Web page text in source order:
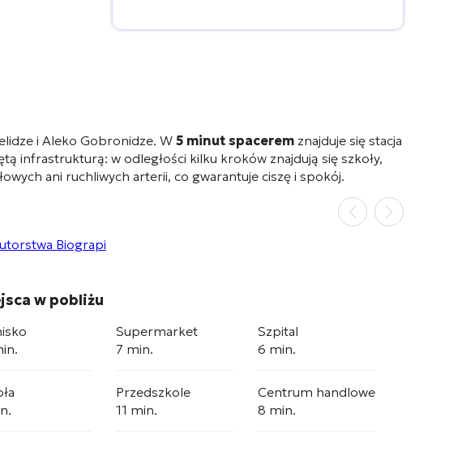
i Aleko Gobronidze. W 5 minut spacerem znajduje się stacja
infrastrukturą: w odległości kilku kroków znajdują się szkoły,
ani ruchliwych arterii, co gwarantuje ciszę i spokój.
w pobliżu
Supermarket
7 min.
Szpital
6 min.
Przedszkole
11 min.
Centrum handlowe
8 min.